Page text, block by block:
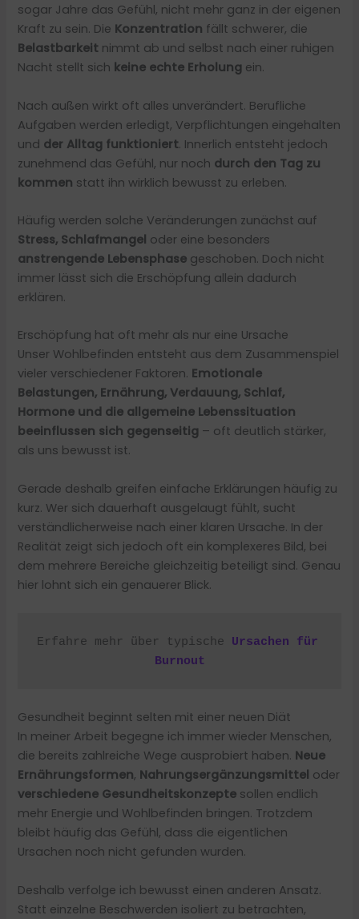
sogar Jahre das Gefühl, nicht mehr ganz in der eigenen
Kraft zu sein. Die Konzentration fällt schwerer, die
Belastbarkeit nimmt ab und selbst nach einer ruhigen
Nacht stellt sich keine echte Erholung ein.
Nach außen wirkt oft alles unverändert. Berufliche
Aufgaben werden erledigt, Verpflichtungen eingehalten
und der Alltag funktioniert. Innerlich entsteht jedoch
zunehmend das Gefühl, nur noch durch den Tag zu
kommen statt ihn wirklich bewusst zu erleben.
Häufig werden solche Veränderungen zunächst auf
Stress, Schlafmangel oder eine besonders
anstrengende Lebensphase geschoben. Doch nicht
immer lässt sich die Erschöpfung allein dadurch
erklären.
Erschöpfung hat oft mehr als nur eine Ursache
Unser Wohlbefinden entsteht aus dem Zusammenspiel
vieler verschiedener Faktoren. Emotionale
Belastungen, Ernährung, Verdauung, Schlaf,
Hormone und die allgemeine Lebenssituation
beeinflussen sich gegenseitig – oft deutlich stärker,
als uns bewusst ist.
Gerade deshalb greifen einfache Erklärungen häufig zu
kurz. Wer sich dauerhaft ausgelaugt fühlt, sucht
verständlicherweise nach einer klaren Ursache. In der
Realität zeigt sich jedoch oft ein komplexeres Bild, bei
dem mehrere Bereiche gleichzeitig beteiligt sind. Genau
hier lohnt sich ein genauerer Blick.
Erfahre mehr über typische
Ursachen für
Burnout
Gesundheit beginnt selten mit einer neuen Diät
In meiner Arbeit begegne ich immer wieder Menschen,
die bereits zahlreiche Wege ausprobiert haben. Neue
Ernährungsformen, Nahrungsergänzungsmittel oder
verschiedene Gesundheitskonzepte sollen endlich
mehr Energie und Wohlbefinden bringen. Trotzdem
bleibt häufig das Gefühl, dass die eigentlichen
Ursachen noch nicht gefunden wurden.
Deshalb verfolge ich bewusst einen anderen Ansatz.
Statt einzelne Beschwerden isoliert zu betrachten,